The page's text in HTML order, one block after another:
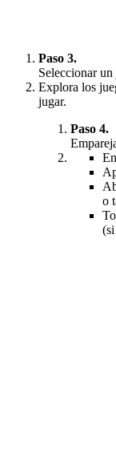
Paso 3.
Seleccionar
Explora los
jugar.
Paso 4.
o